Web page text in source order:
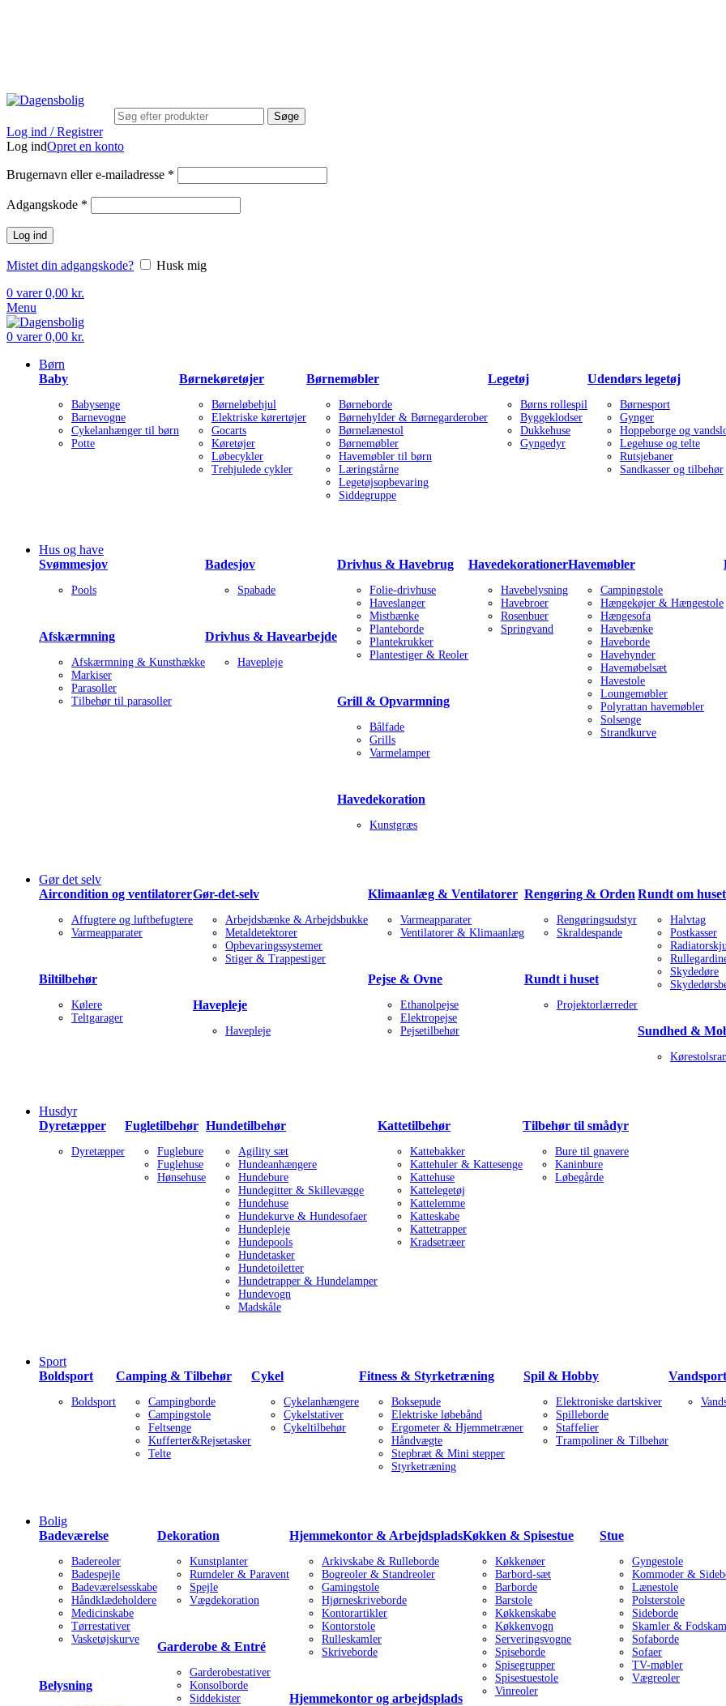
Søge
Log ind / Registrer
Log indOpret en konto
Brugernavn eller e-mailadresse *
Adgangskode *
Log ind
Mistet din adgangskode?
Husk mig
0 varer 0,00 kr.
Menu
0 varer 0,00 kr.
Børn
Baby
Babysenge
Barnevogne
Cykelanhænger til børn
Potte
Børnekøretøjer
Børneløbehjul
Elektriske kørertøjer
Gocarts
Køretøjer
Løbecykler
Trehjulede cykler
Børnemøbler
Børneborde
Børnehylder & Børnegarderober
Børnelænestol
Børnemøbler
Havemøbler til børn
Læringstårne
Legetøjsopbevaring
Siddegruppe
Legetøj
Børns rollespil
Byggeklodser
Dukkehuse
Gyngedyr
Udendørs legetøj
Børnesport
Gynger
Hoppeborge og
Legehuse og telte
Rutsjebaner
Sandkasser og tilbehør
Hus og have
Svømmesjov
Pools
Afskærmning
Afskærmning & Kunsthække
Markiser
Parasoller
Tilbehør til parasoller
Badesjov
Spabade
Drivhus & Havearbejde
Havepleje
Drivhus & Havebrug
Folie-drivhuse
Haveslanger
Mistbænke
Planteborde
Plantekrukker
Plantestiger & Reoler
Grill & Opvarmning
Bålfade
Grills
Varmelamper
Havedekoration
Kunstgræs
Havedekorationer
Havebelysning
Havebroer
Rosenbuer
Springvand
Havemøbler
Campingstole
Hængekøjer & Hængestole
Hængesofa
Havebænke
Haveborde
Havehynder
Havemøbelsæt
Havestole
Loungemøbler
Polyrattan havemøbler
Solsenge
Strandkurve
Gør det selv
Aircondition og ventilatorer
Affugtere og luftbefugtere
Varmeapparater
Biltilbehør
Kølere
Teltgarager
Gør-det-selv
Arbejdsbænke & Arbejdsbukke
Metaldetektorer
Opbevaringssystemer
Stiger & Trappestiger
Havepleje
Havepleje
Klimaanlæg & Ventilatorer
Varmeapparater
Ventilatorer & Klimaanlæg
Pejse & Ovne
Ethanolpejse
Elektropejse
Pejsetilbehør
Rengøring & Orden
Rengøringsudstyr
Skraldespande
Rundt i huset
Projektorlærreder
Rundt om huset
Halvtag
Postkasser
Skydedøre
Sundhed &
Husdyr
Dyretæpper
Dyretæpper
Fugletilbehør
Fuglebure
Fuglehuse
Hønsehuse
Hundetilbehør
Agility sæt
Hundeanhængere
Hundebure
Hundegitter & Skillevægge
Hundehuse
Hundekurve & Hundesofaer
Hundepleje
Hundepools
Hundetasker
Hundetoiletter
Hundetrapper & Hundelamper
Hundevogn
Madskåle
Kattetilbehør
Kattebakker
Kattehuler & Kattesenge
Kattehuse
Kattelegetøj
Kattelemme
Katteskabe
Kattetrapper
Kradsetræer
Tilbehør til smådyr
Bure til gnavere
Kaninbure
Løbegårde
Sport
Boldsport
Boldsport
Camping & Tilbehør
Campingborde
Campingstole
Feltsenge
Kufferter&Rejsetasker
Telte
Cykel
Cykelanhængere
Cykelstativer
Cykeltilbehør
Fitness & Styrketræning
Boksepude
Elektriske løbebånd
Ergometer & Hjemmetræner
Håndvægte
Stepbræt & Mini stepper
Styrketræning
Spil & Hobby
Elektroniske dartskiver
Spilleborde
Staffelier
Trampoliner & Tilbehør
Vandsport
Bolig
Badeværelse
Badereoler
Badespejle
Badeværelsesskabe
Håndklædeholdere
Medicinskabe
Tørrestativer
Vasketøjskurve
Belysning
Dekoration
Kunstplanter
Rumdeler & Paravent
Spejle
Vægdekoration
Garderobe & Entré
Garderobestativer
Konsolborde
Siddekister
Hjemmekontor & Arbejdsplads
Arkivskabe & Rulleborde
Bogreoler & Standreoler
Gamingstole
Hjørneskriveborde
Kontorartikler
Kontorstole
Rulleskamler
Skriveborde
Hjemmekontor og arbejdsplads
Køkken & Spisestue
Køkkenøer
Barbord-sæt
Barborde
Barstole
Køkkenskabe
Køkkenvogn
Serveringsvogne
Spiseborde
Spisegrupper
Spisestuestole
Vinreoler
Stue
Gyngestole
Kommoder &
Lænestole
Polsterstole
Sideborde
Skamler &
Sofaborde
Sofaer
TV-møbler
Vægreoler